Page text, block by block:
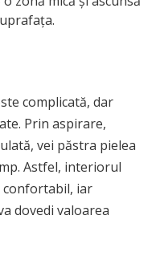
complicată, dar
Prin aspirare,
vei păstra pielea
Astfel, interiorul
confortabil, iar
dovedi valoarea